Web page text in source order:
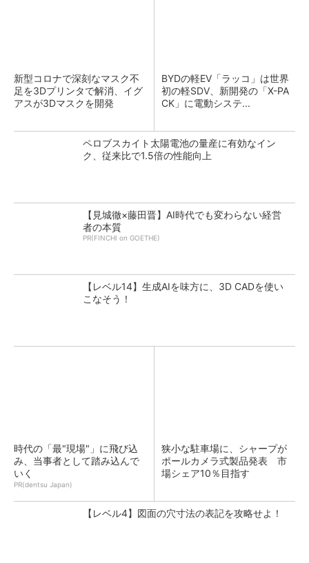
新型コロナで深刻なマスク不
足を3Dプリンタで解消、イグ
アスが3Dマスクを開発
BYDの軽EV「ラッコ」は世界
初の軽SDV、新開発の「X-PA
CK」に電動システ...
ペロブスカイト太陽電池の量産に有効なイン
ク、従来比で1.5倍の性能向上
【見城徹×藤田晋】AI時代でも変わらない経営
者の本質
PR(FINCHI on GOETHE)
【レベル14】生成AIを味方に、3D CADを使い
こなそう！
時代の「最"現場"」に飛び込
み、当事者として踏み込んで
いく
PR(dentsu Japan)
狭小な駐車場に、シャープが
ポールカメラ式製品発表 市
場シェア10％目指す
【レベル4】図面の穴寸法の表記を攻略せよ！